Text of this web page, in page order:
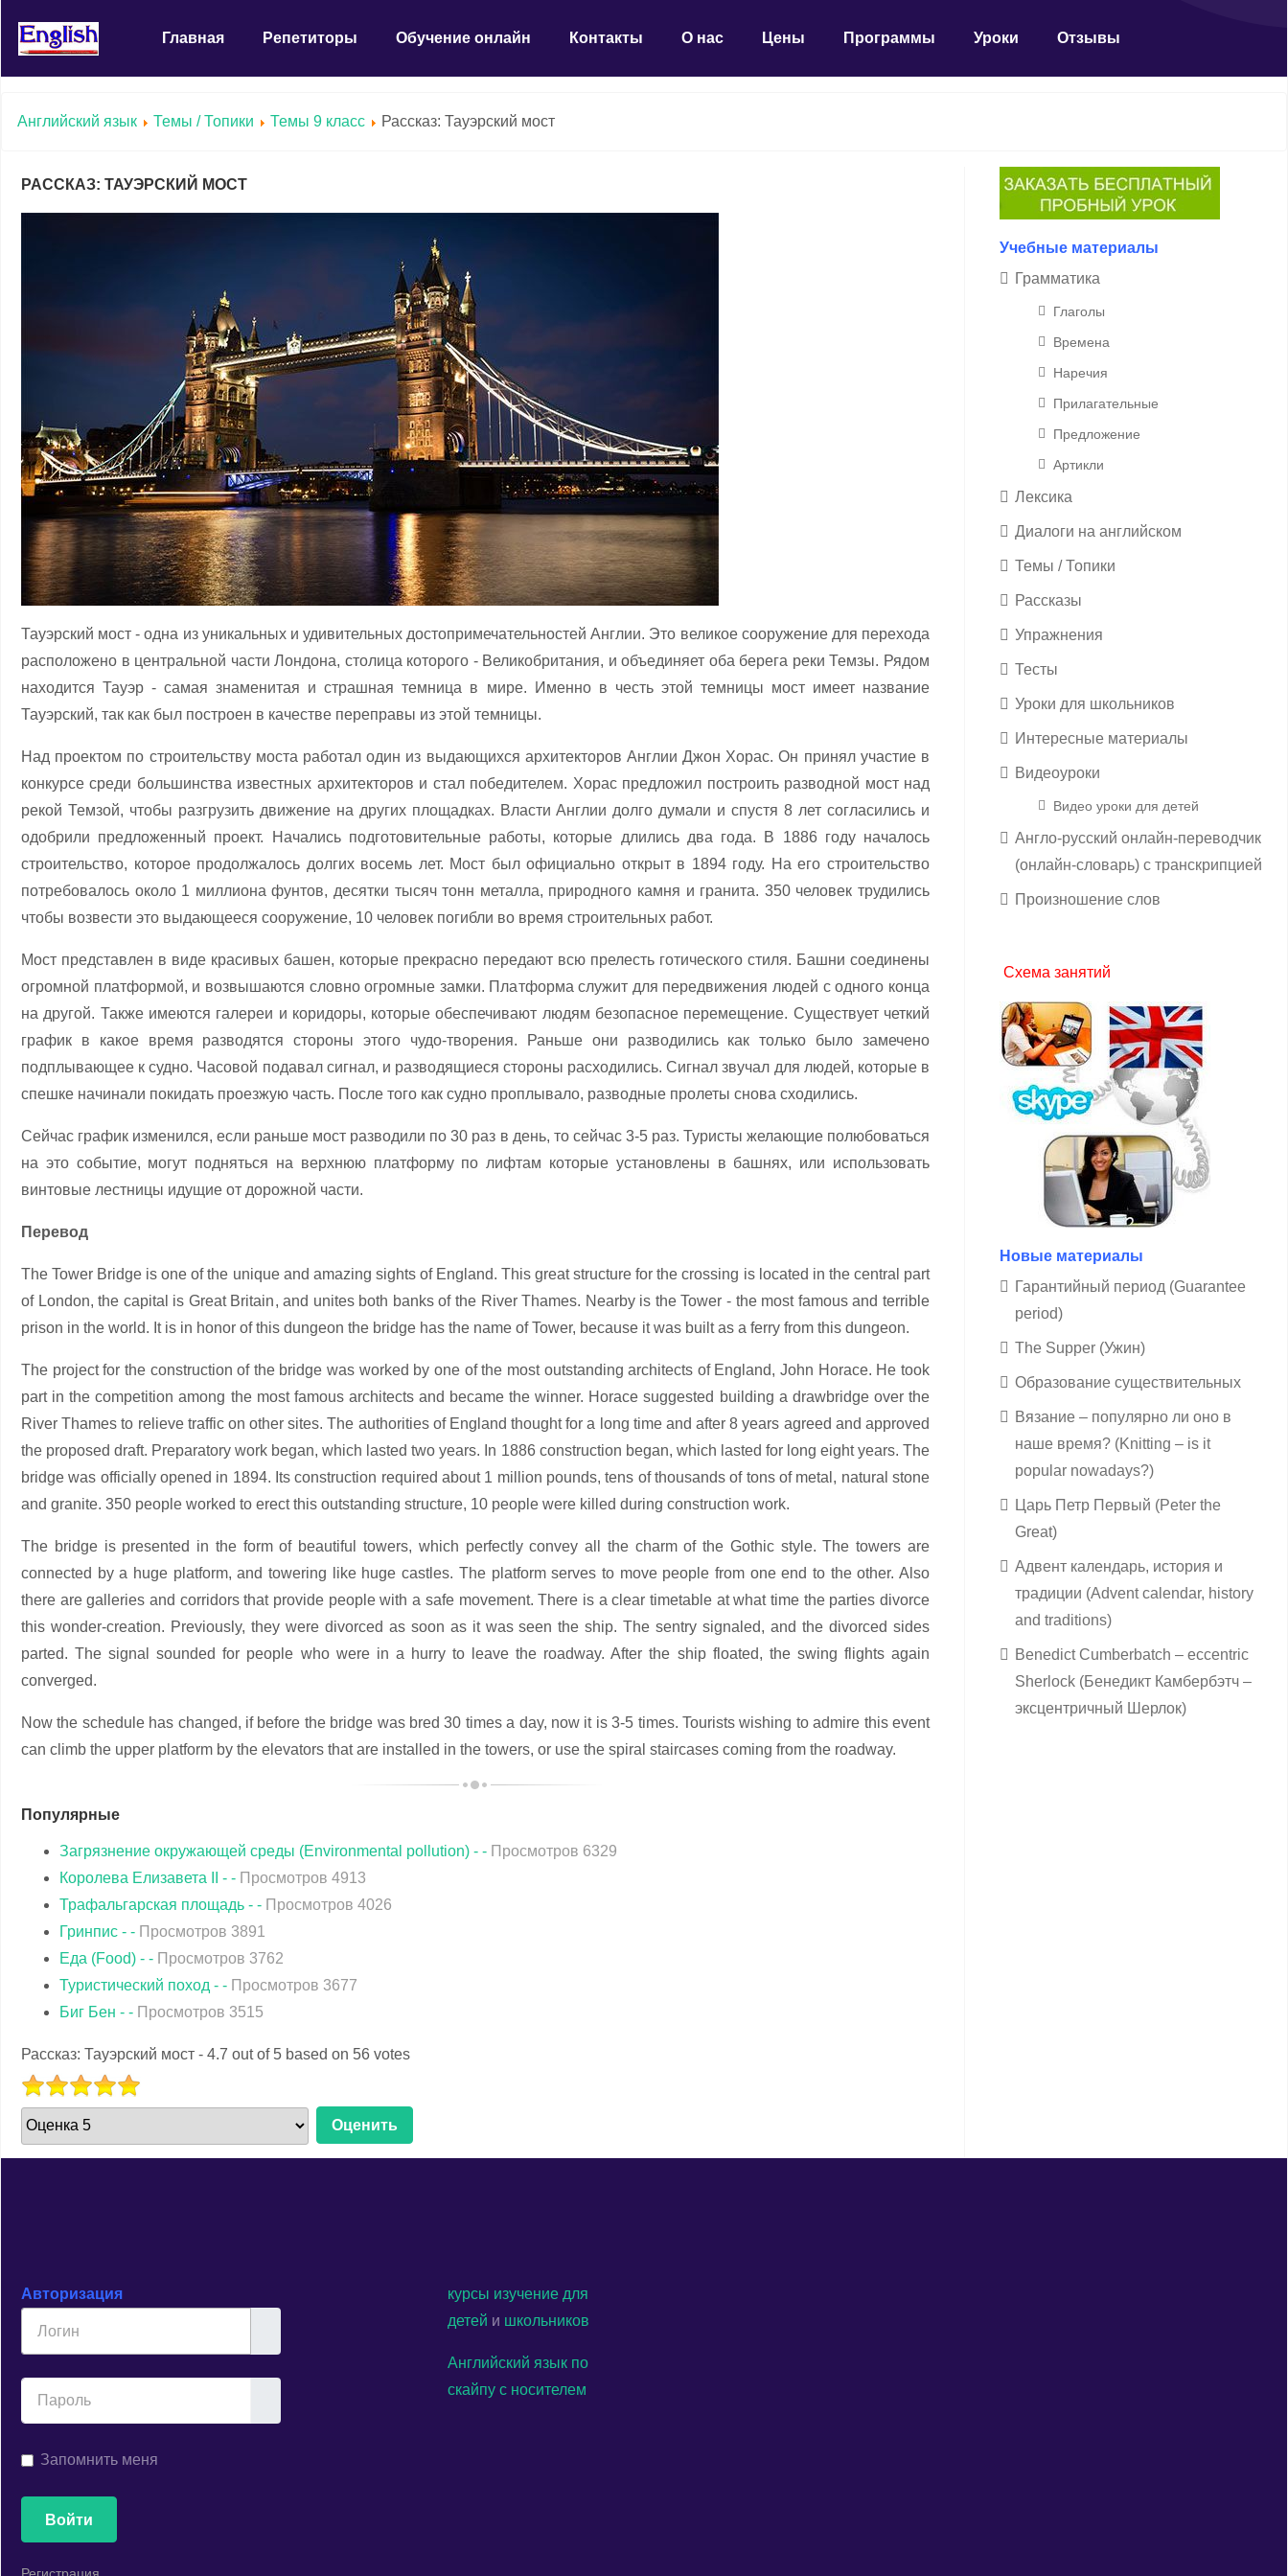
Главная Репетиторы Обучение онлайн Контакты О нас Цены Программы Уроки Отзывы
Английский язык Темы / Топики Темы 9 класс Рассказ: Тауэрский мост
РАССКАЗ: ТАУЭРСКИЙ МОСТ
Тауэрский мост - одна из уникальных и удивительных достопримечательностей Англии. Это великое сооружение для перехода
расположено в центральной части Лондона, столица которого - Великобритания, и объединяет оба берега реки Темзы. Рядом
находится Тауэр - самая знаменитая и страшная темница в мире. Именно в честь этой темницы мост имеет название
Тауэрский, так как был построен в качестве переправы из этой темницы.
Над проектом по строительству моста работал один из выдающихся архитекторов Англии Джон Хорас. Он принял участие в
конкурсе среди большинства известных архитекторов и стал победителем. Хорас предложил построить разводной мост над
рекой Темзой, чтобы разгрузить движение на других площадках. Власти Англии долго думали и спустя 8 лет согласились и
одобрили предложенный проект. Начались подготовительные работы, которые длились два года. В 1886 году началось
строительство, которое продолжалось долгих восемь лет. Мост был официально открыт в 1894 году. На его строительство
потребовалось около 1 миллиона фунтов, десятки тысяч тонн металла, природного камня и гранита. 350 человек трудились
чтобы возвести это выдающееся сооружение, 10 человек погибли во время строительных работ.
Мост представлен в виде красивых башен, которые прекрасно передают всю прелесть готического стиля. Башни соединены
огромной платформой, и возвышаются словно огромные замки. Платформа служит для передвижения людей с одного конца
на другой. Также имеются галереи и коридоры, которые обеспечивают людям безопасное перемещение. Существует четкий
график в какое время разводятся стороны этого чудо-творения. Раньше они разводились как только было замечено
подплывающее к судно. Часовой подавал сигнал, и разводящиеся стороны расходились. Сигнал звучал для людей, которые в
спешке начинали покидать проезжую часть. После того как судно проплывало, разводные пролеты снова сходились.
Сейчас график изменился, если раньше мост разводили по 30 раз в день, то сейчас 3-5 раз. Туристы желающие полюбоваться
на это событие, могут подняться на верхнюю платформу по лифтам которые установлены в башнях, или использовать
винтовые лестницы идущие от дорожной части.
Перевод
The Tower Bridge is one of the unique and amazing sights of England. This great structure for the crossing is located in the central part
of London, the capital is Great Britain, and unites both banks of the River Thames. Nearby is the Tower - the most famous and terrible
prison in the world. It is in honor of this dungeon the bridge has the name of Tower, because it was built as a ferry from this dungeon.
The project for the construction of the bridge was worked by one of the most outstanding architects of England, John Horace. He took
part in the competition among the most famous architects and became the winner. Horace suggested building a drawbridge over the
River Thames to relieve traffic on other sites. The authorities of England thought for a long time and after 8 years agreed and approved
the proposed draft. Preparatory work began, which lasted two years. In 1886 construction began, which lasted for long eight years. The
bridge was officially opened in 1894. Its construction required about 1 million pounds, tens of thousands of tons of metal, natural stone
and granite. 350 people worked to erect this outstanding structure, 10 people were killed during construction work.
The bridge is presented in the form of beautiful towers, which perfectly convey all the charm of the Gothic style. The towers are
connected by a huge platform, and towering like huge castles. The platform serves to move people from one end to the other. Also
there are galleries and corridors that provide people with a safe movement. There is a clear timetable at what time the parties divorce
this wonder-creation. Previously, they were divorced as soon as it was seen the ship. The sentry signaled, and the divorced sides
parted. The signal sounded for people who were in a hurry to leave the roadway. After the ship floated, the swing flights again
converged.
Now the schedule has changed, if before the bridge was bred 30 times a day, now it is 3-5 times. Tourists wishing to admire this event
can climb the upper platform by the elevators that are installed in the towers, or use the spiral staircases coming from the roadway.
Популярные
Загрязнение окружающей среды (Environmental pollution) - - Просмотров 6329
Королева Елизавета II - - Просмотров 4913
Трафальгарская площадь - - Просмотров 4026
Гринпис - - Просмотров 3891
Еда (Food) - - Просмотров 3762
Туристический поход - - Просмотров 3677
Биг Бен - - Просмотров 3515
Рассказ: Тауэрский мост - 4.7 out of 5 based on 56 votes
РЕЙТИНГ:
5
/5
Учебные материалы
Грамматика
Глаголы
Времена
Наречия
Прилагательные
Предложение
Артикли
Лексика
Диалоги на английском
Темы / Топики
Рассказы
Упражнения
Тесты
Уроки для школьников
Интересные материалы
Видеоуроки
Видео уроки для детей
Англо-русский онлайн-переводчик
(онлайн-словарь) с транскрипцией
Произношение слов
Схема занятий
Новые материалы
Гарантийный период (Guarantee
period)
The Supper (Ужин)
Образование существительных
Вязание – популярно ли оно в
наше время? (Knitting – is it
popular nowadays?)
Царь Петр Первый (Peter the
Great)
Адвент календарь, история и
традиции (Advent calendar, history
and traditions)
Benedict Cumberbatch – eccentric
Sherlock (Бенедикт Камбербэтч –
эксцентричный Шерлок)
Авторизация
Запомнить меня
Войти
курсы изучение для
детей и школьников
Английский язык по
скайпу с носителем